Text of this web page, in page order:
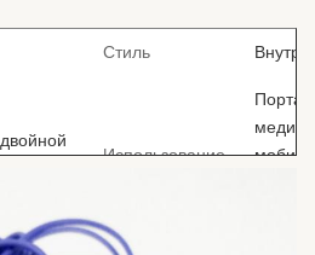
Стиль
Использование